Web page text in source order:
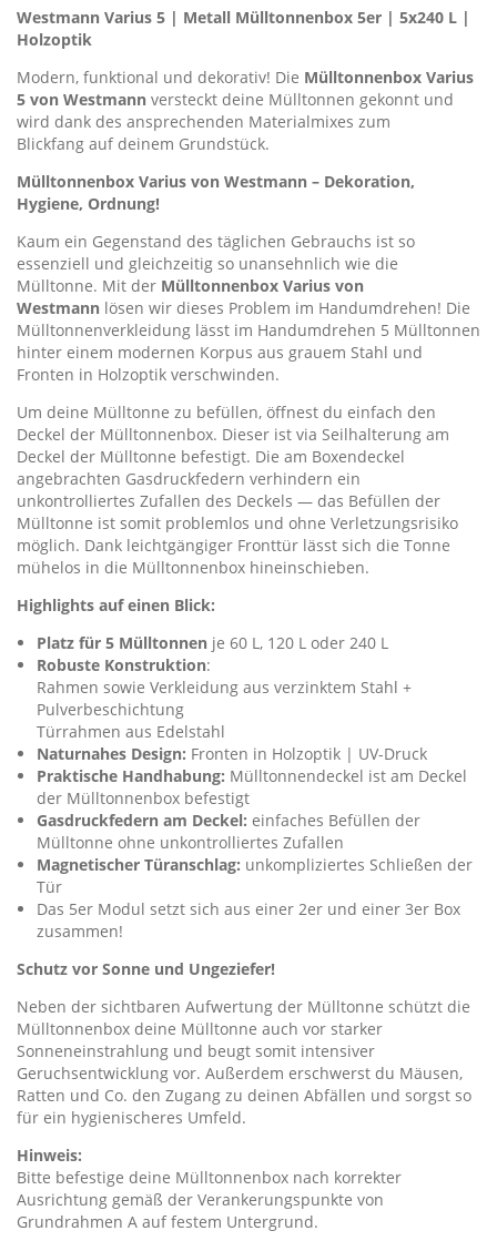
Westmann Varius 5 | Metall Mülltonnenbox 5er | 5x240 L |
Holzoptik
Modern, funktional und dekorativ! Die Mülltonnenbox Varius
5 von Westmann versteckt deine Mülltonnen gekonnt und
wird dank des ansprechenden Materialmixes zum
Blickfang auf deinem Grundstück.
Mülltonnenbox Varius von Westmann – Dekoration,
Hygiene, Ordnung!
Kaum ein Gegenstand des täglichen Gebrauchs ist so
essenziell und gleichzeitig so unansehnlich wie die
Mülltonne. Mit der Mülltonnenbox Varius von
Westmann lösen wir dieses Problem im Handumdrehen! Die
Mülltonnenverkleidung lässt im Handumdrehen 5 Mülltonnen
hinter einem modernen Korpus aus grauem Stahl und
Fronten in Holzoptik verschwinden.
Um deine Mülltonne zu befüllen, öffnest du einfach den
Deckel der Mülltonnenbox. Dieser ist via Seilhalterung am
Deckel der Mülltonne befestigt. Die am Boxendeckel
angebrachten Gasdruckfedern verhindern ein
unkontrolliertes Zufallen des Deckels — das Befüllen der
Mülltonne ist somit problemlos und ohne Verletzungsrisiko
möglich. Dank leichtgängiger Fronttür lässt sich die Tonne
mühelos in die Mülltonnenbox hineinschieben.
Highlights auf einen Blick:
Platz für 5 Mülltonnen je 60 L, 120 L oder 240 L
Robuste Konstruktion:
Rahmen sowie Verkleidung aus verzinktem Stahl +
Pulverbeschichtung
Türrahmen aus Edelstahl
Naturnahes Design: Fronten in Holzoptik | UV-Druck
Praktische Handhabung: Mülltonnendeckel ist am Deckel
der Mülltonnenbox befestigt
Gasdruckfedern am Deckel: einfaches Befüllen der
Mülltonne ohne unkontrolliertes Zufallen
Magnetischer Türanschlag: unkompliziertes Schließen der
Tür
Das 5er Modul setzt sich aus einer 2er und einer 3er Box
zusammen!
Schutz vor Sonne und Ungeziefer!
Neben der sichtbaren Aufwertung der Mülltonne schützt die
Mülltonnenbox deine Mülltonne auch vor starker
Sonneneinstrahlung und beugt somit intensiver
Geruchsentwicklung vor. Außerdem erschwerst du Mäusen,
Ratten und Co. den Zugang zu deinen Abfällen und sorgst so
für ein hygienischeres Umfeld.
Hinweis:
Bitte befestige deine Mülltonnenbox nach korrekter
Ausrichtung gemäß der Verankerungspunkte von
Grundrahmen A auf festem Untergrund.